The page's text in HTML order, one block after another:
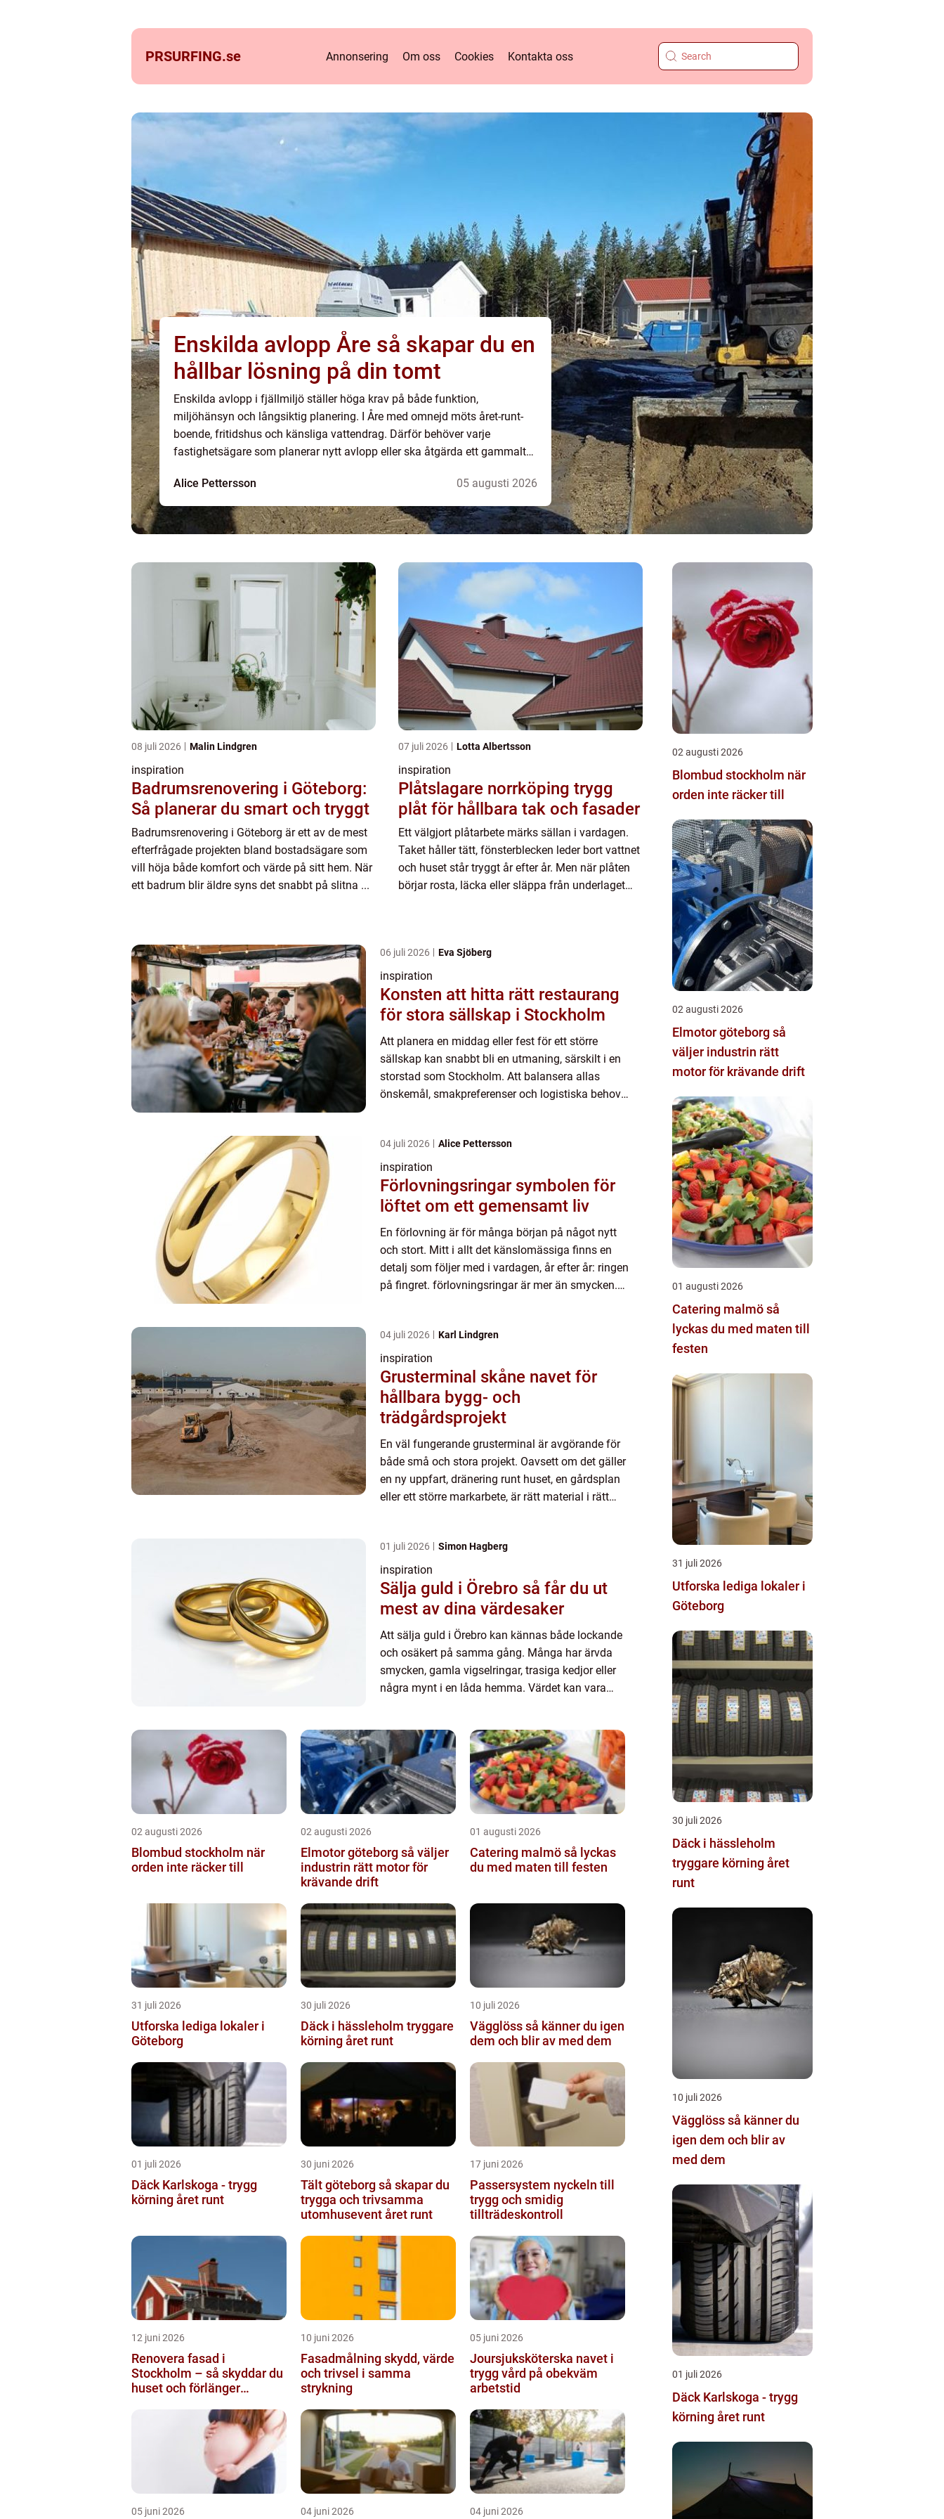
PRSURFING.se Annonsering Om oss Cookies Kontakta oss
Enskilda avlopp Åre så skapar du en
hållbar lösning på din tomt
Enskilda avlopp i fjällmiljö ställer höga krav på både funktion,
miljöhänsyn och långsiktig planering. I Åre med omnejd möts året-runt-
boende, fritidshus och känsliga vattendrag. Därför behöver varje
fastighetsägare som planerar nytt avlopp eller ska åtgärda ett gammalt
välplaner...
Alice Pettersson 05 augusti 2026
08 juli 2026 Malin Lindgren
inspiration
Badrumsrenovering i Göteborg:
Så planerar du smart och tryggt
Badrumsrenovering i Göteborg är ett av de mest
efterfrågade projekten bland bostadsägare som
vill höja både komfort och värde på sitt hem. När
ett badrum blir äldre syns det snabbt på slitna ...
07 juli 2026 Lotta Albertsson
inspiration
Plåtslagare norrköping trygg
plåt för hållbara tak och fasader
Ett välgjort plåtarbete märks sällan i vardagen.
Taket håller tätt, fönsterblecken leder bort vattnet
och huset står tryggt år efter år. Men när plåten
börjar rosta, läcka eller släppa från underlaget
06 juli 2026 Eva Sjöberg
inspiration
Konsten att hitta rätt restaurang
för stora sällskap i Stockholm
Att planera en middag eller fest för ett större
sällskap kan snabbt bli en utmaning, särskilt i en
storstad som Stockholm. Att balansera allas
önskemål, smakpreferenser och logistiska behov
04 juli 2026 Alice Pettersson
inspiration
Förlovningsringar symbolen för
löftet om ett gemensamt liv
En förlovning är för många början på något nytt
och stort. Mitt i allt det känslomässiga finns en
detalj som följer med i vardagen, år efter år: ringen
på fingret. förlovningsringar är mer än smycken.
04 juli 2026 Karl Lindgren
inspiration
Grusterminal skåne navet för
hållbara bygg- och
trädgårdsprojekt
En väl fungerande grusterminal är avgörande för
både små och stora projekt. Oavsett om det gäller
en ny uppfart, dränering runt huset, en gårdsplan
eller ett större markarbete, är rätt material i rätt
01 juli 2026 Simon Hagberg
inspiration
Sälja guld i Örebro så får du ut
mest av dina värdesaker
Att sälja guld i Örebro kan kännas både lockande
och osäkert på samma gång. Många har ärvda
smycken, gamla vigselringar, trasiga kedjor eller
några mynt i en låda hemma. Värdet kan vara
02 augusti 2026
Blombud stockholm när
orden inte räcker till
02 augusti 2026
Elmotor göteborg så väljer
industrin rätt motor för
krävande drift
01 augusti 2026
Catering malmö så lyckas
du med maten till festen
31 juli 2026
Utforska lediga lokaler i
Göteborg
30 juli 2026
Däck i hässleholm tryggare
körning året runt
10 juli 2026
Vägglöss så känner du igen
dem och blir av med dem
01 juli 2026
Däck Karlskoga - trygg
körning året runt
30 juni 2026
Tält göteborg så skapar du
trygga och trivsamma
utomhusevent året runt
17 juni 2026
Passersystem nyckeln till
trygg och smidig
tillträdeskontroll
12 juni 2026
Renovera fasad i
Stockholm – så skyddar du
huset och förlänger
10 juni 2026
Fasadmålning skydd, värde
och trivsel i samma
strykning
05 juni 2026
Joursjuksköterska navet i
trygg vård på obekväm
arbetstid
05 juni 2026 04 juni 2026 04 juni 2026
02 augusti 2026
Blombud stockholm när
orden inte räcker till
02 augusti 2026
Elmotor göteborg så
väljer industrin rätt
motor för krävande drift
01 augusti 2026
Catering malmö så
lyckas du med maten till
festen
31 juli 2026
Utforska lediga lokaler i
Göteborg
30 juli 2026
Däck i hässleholm
tryggare körning året
runt
10 juli 2026
Vägglöss så känner du
igen dem och blir av
med dem
01 juli 2026
Däck Karlskoga - trygg
körning året runt